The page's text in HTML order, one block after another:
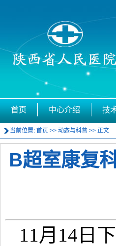
首页 中心介绍 技
当前位置: 首页 >> 动态与科普 >> 正文
B超室康复
11月14日